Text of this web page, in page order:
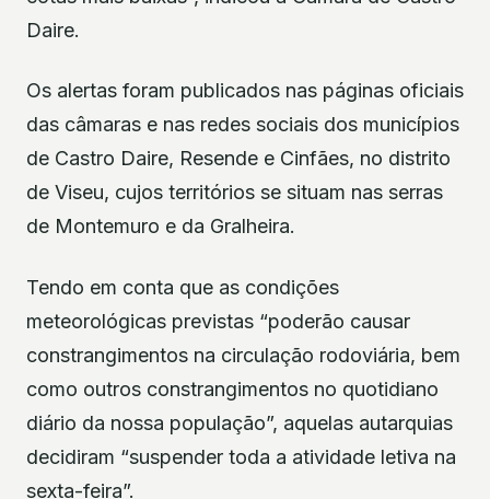
Daire.
Os alertas foram publicados nas páginas oficiais
das câmaras e nas redes sociais dos municípios
de Castro Daire, Resende e Cinfães, no distrito
de Viseu, cujos territórios se situam nas serras
de Montemuro e da Gralheira.
Tendo em conta que as condições
meteorológicas previstas “poderão causar
constrangimentos na circulação rodoviária, bem
como outros constrangimentos no quotidiano
diário da nossa população”, aquelas autarquias
decidiram “suspender toda a atividade letiva na
sexta-feira”.